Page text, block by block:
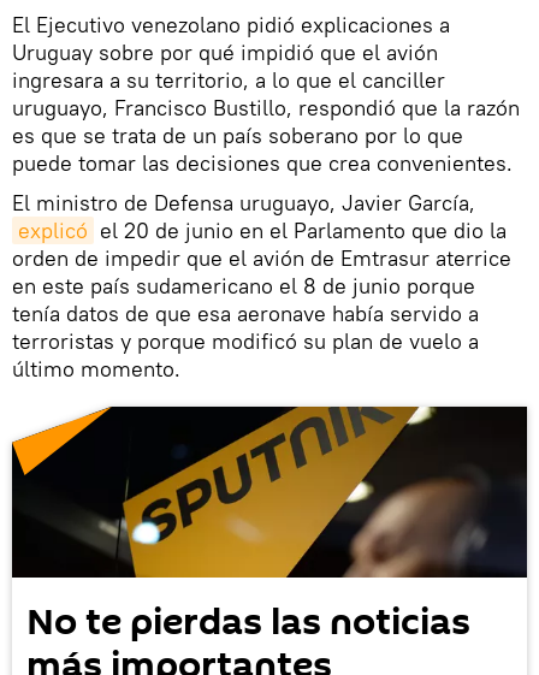
El Ejecutivo venezolano pidió explicaciones a
Uruguay sobre por qué impidió que el avión
ingresara a su territorio, a lo que el canciller
uruguayo, Francisco Bustillo, respondió que la razón
es que se trata de un país soberano por lo que
puede tomar las decisiones que crea convenientes.
El ministro de Defensa uruguayo, Javier García,
explicó el 20 de junio en el Parlamento que dio la
orden de impedir que el avión de Emtrasur aterrice
en este país sudamericano el 8 de junio porque
tenía datos de que esa aeronave había servido a
terroristas y porque modificó su plan de vuelo a
último momento.
No te pierdas las noticias